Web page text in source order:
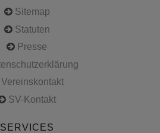
Sitemap
Statuten
Presse
Vereinskontakt
SV-Kontakt
SERVICES